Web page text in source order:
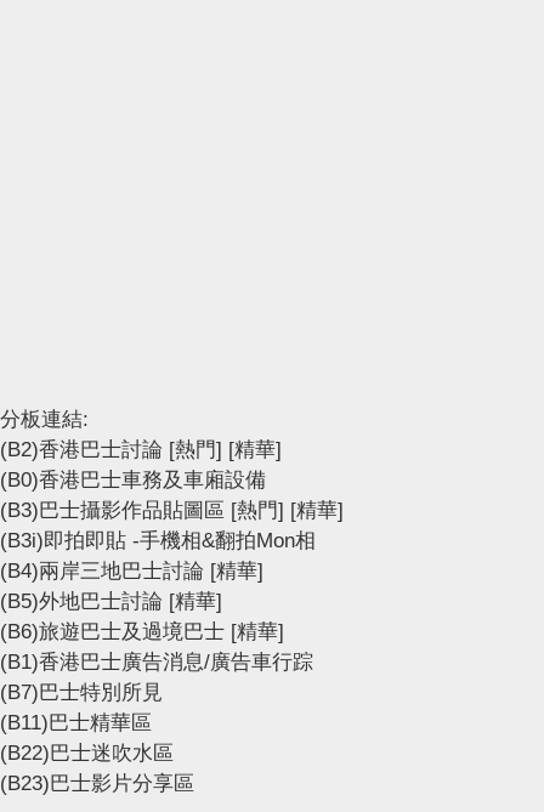
分板連結:
(B2)香港巴士討論 [熱門] [精華]
(B0)香港巴士車務及車廂設備
(B3)巴士攝影作品貼圖區 [熱門] [精華]
(B3i)即拍即貼 -手機相&翻拍Mon相
(B4)兩岸三地巴士討論 [精華]
(B5)外地巴士討論 [精華]
(B6)旅遊巴士及過境巴士 [精華]
(B1)香港巴士廣告消息/廣告車行踪
(B7)巴士特別所見
(B11)巴士精華區
(B22)巴士迷吹水區
(B23)巴士影片分享區